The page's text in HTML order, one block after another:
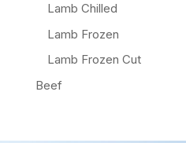
Lamb Chilled
Lamb Frozen
Lamb Frozen Cut
Beef